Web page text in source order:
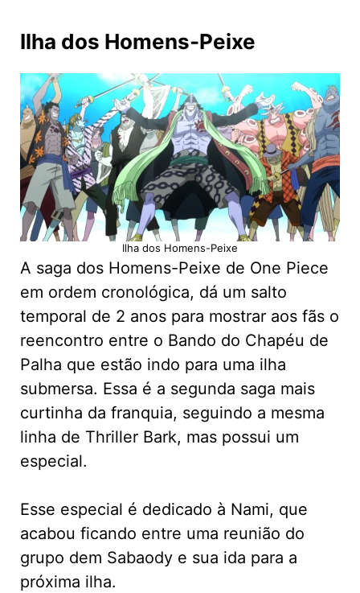
Ilha dos Homens-Peixe
Ilha dos Homens-Peixe
A saga dos Homens-Peixe de One Piece
em ordem cronológica, dá um salto
temporal de 2 anos para mostrar aos fãs o
reencontro entre o Bando do Chapéu de
Palha que estão indo para uma ilha
submersa. Essa é a segunda saga mais
curtinha da franquia, seguindo a mesma
linha de Thriller Bark, mas possui um
especial.
Esse especial é dedicado à Nami, que
acabou ficando entre uma reunião do
grupo dem Sabaody e sua ida para a
próxima ilha.